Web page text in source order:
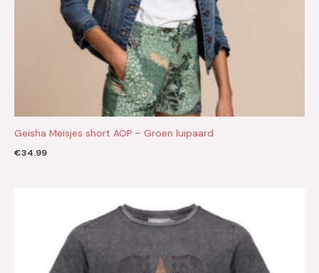
Geisha Meisjes short AOP – Groen luipaard
€34.99